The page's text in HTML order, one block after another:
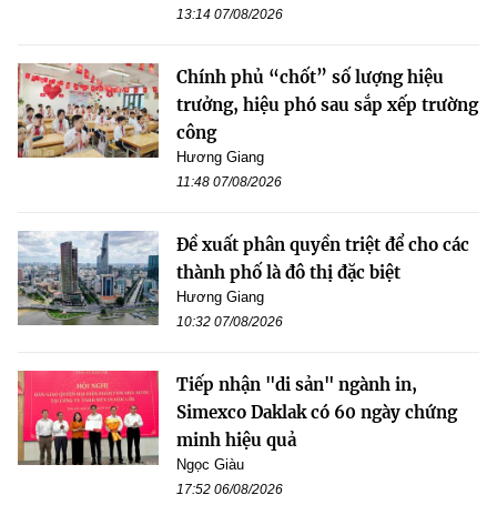
13:14 07/08/2026
Chính phủ “chốt” số lượng hiệu
trưởng, hiệu phó sau sắp xếp trường
công
Hương Giang
11:48 07/08/2026
Đề xuất phân quyền triệt để cho các
thành phố là đô thị đặc biệt
Hương Giang
10:32 07/08/2026
Tiếp nhận "di sản" ngành in,
Simexco Daklak có 60 ngày chứng
minh hiệu quả
Ngọc Giàu
17:52 06/08/2026